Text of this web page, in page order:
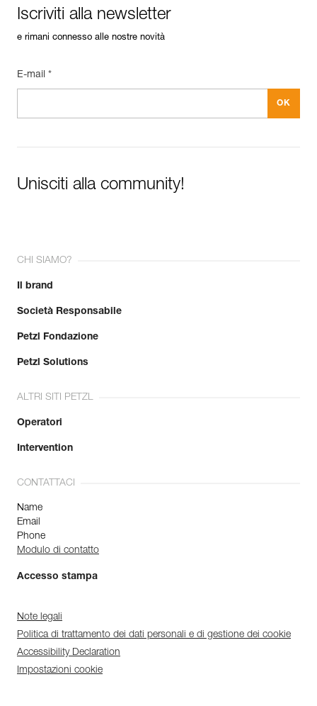
Iscriviti alla newsletter
e rimani connesso alle nostre novità
E-mail *
Unisciti alla community!
CHI SIAMO?
Il brand
Società Responsabile
Petzl Fondazione
Petzl Solutions
ALTRI SITI PETZL
Operatori
Intervention
CONTATTACI
Name
Email
Phone
Modulo di contatto
Accesso stampa
Note legali
Politica di trattamento dei dati personali e di gestione dei cookie
Accessibility Declaration
Impostazioni cookie